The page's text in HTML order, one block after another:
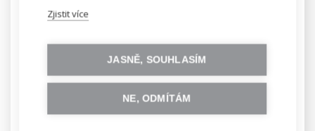
Záleží samozřejmě na škole. Ale většinou platí,
že se univerzity snaží, aby na bakalářském
Zjistit více
JASNĚ, SOUHLASÍM
NE, ODMÍTÁM